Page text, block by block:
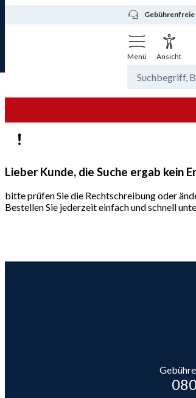
Gebührenfreie
Menü Ansicht
Lieber Kunde, die Suche ergab kein
bitte prüfen Sie die Rechtschreibung oder
Bestellen Sie jederzeit einfach und schnell